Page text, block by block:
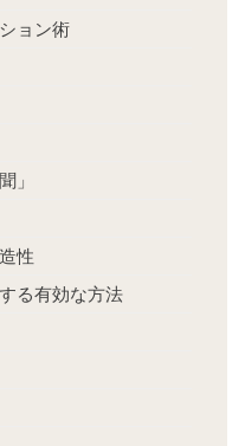
ョン術
」
性
る有効な方法